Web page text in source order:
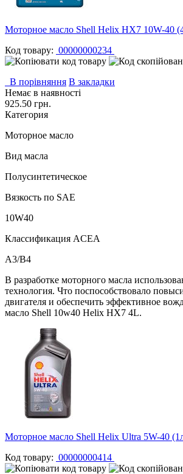
Моторное масло Shell Helix HX7 10W-40
Код товару: 00000000234
В порівняння В закладки
Немає в наявності
925.50 грн.
Категория
Моторное масло
Вид масла
Полусинтетическое
Вязкость по SAE
10W40
Классификация ACEA
A3/B4
В разработке моторного масла
технология. Что поспособствовало
двигателя и обеспечить эффективное
масло Shell 10w40 Helix HX7 4L.
Моторное масло Shell Helix Ultra 5W-40
Код товару: 00000000414